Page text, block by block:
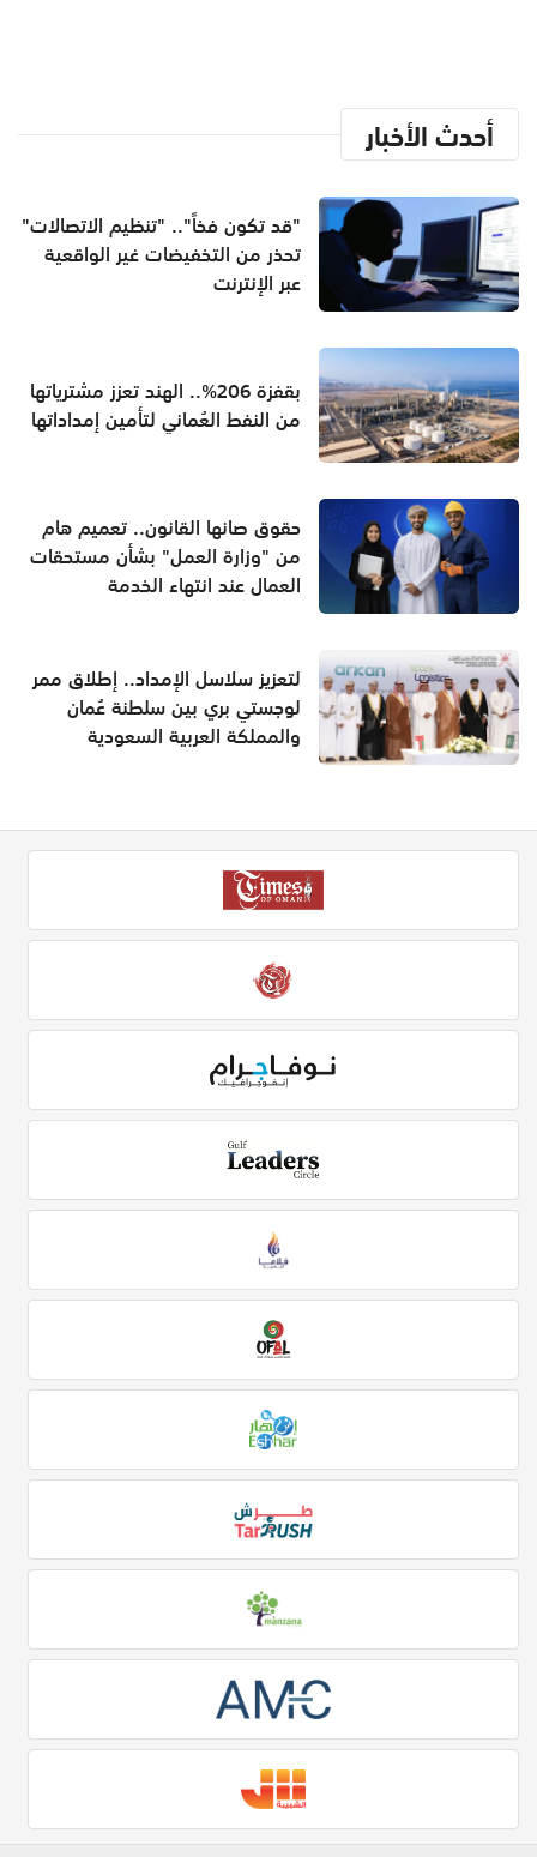
أحدث الأخبار
"قد تكون فخاً".. "تنظيم الاتصالات"
تحذر من التخفيضات غير الواقعية
عبر الإنترنت
بقفزة 206%.. الهند تعزز مشترياتها
من النفط العُماني لتأمين إمداداتها
حقوق صانها القانون.. تعميم هام
من "وزارة العمل" بشأن مستحقات
العمال عند انتهاء الخدمة
لتعزيز سلاسل الإمداد.. إطلاق ممر
لوجستي بري بين سلطنة عُمان
والمملكة العربية السعودية